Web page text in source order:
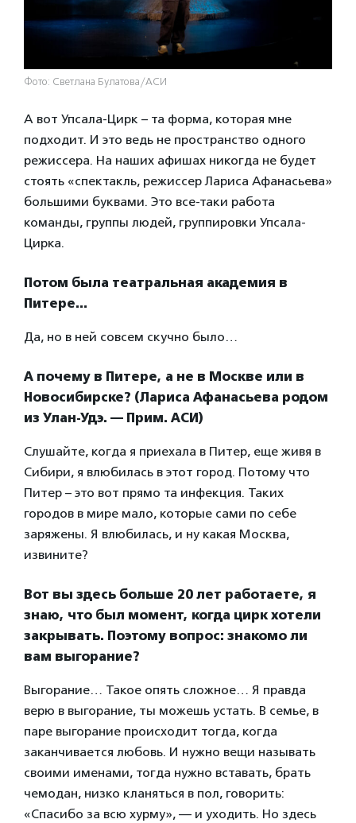
Фото: Светлана Булатова/АСИ
А вот Упсала-Цирк – та форма, которая мне
подходит. И это ведь не пространство одного
режиссера. На наших афишах никогда не будет
стоять «спектакль, режиссер Лариса Афанасьева»
большими буквами. Это все-таки работа
команды, группы людей, группировки Упсала-
Цирка.
Потом была театральная академия в
Питере…
Да, но в ней совсем скучно было…
А почему в Питере, а не в Москве или в
Новосибирске? (Лариса Афанасьева родом
из Улан-Удэ. — Прим. АСИ)
Слушайте, когда я приехала в Питер, еще живя в
Сибири, я влюбилась в этот город. Потому что
Питер – это вот прямо та инфекция. Таких
городов в мире мало, которые сами по себе
заряжены. Я влюбилась, и ну какая Москва,
извините?
Вот вы здесь больше 20 лет работаете, я
знаю, что был момент, когда цирк хотели
закрывать. Поэтому вопрос: знакомо ли
вам выгорание?
Выгорание… Такое опять сложное… Я правда
верю в выгорание, ты можешь устать. В семье, в
паре выгорание происходит тогда, когда
заканчивается любовь. И нужно вещи называть
своими именами, тогда нужно вставать, брать
чемодан, низко кланяться в пол, говорить:
«Спасибо за всю хурму», — и уходить. Но здесь